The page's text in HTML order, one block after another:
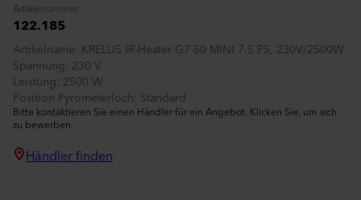
Artikelnummer
122.185
Artikelname KRELUS IR-Heater G7-50 MINI 7.5 PS, 230V/2500W
Spannung 230 V
Leistung 2500 W
Position Pyrometerloch Standard
Bitte kontaktieren Sie einen Händler für ein Angebot. Klicken Sie, um sich
zu bewerben.
Händler finden